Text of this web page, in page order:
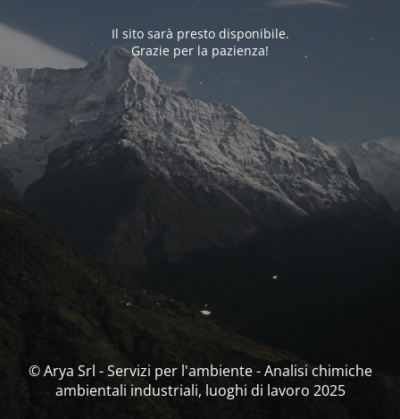
Il sito sarà presto disponibile.
Grazie per la pazienza!
© Arya Srl - Servizi per l'ambiente - Analisi chimiche
ambientali industriali, luoghi di lavoro 2025